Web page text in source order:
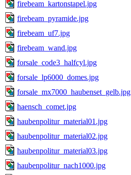
firebeam_kartonstapel.jpg
firebeam_pyramide.jpg
firebeam_uf7.jpg
firebeam_wand.jpg
forsale_code3_halfcyl.jpg
forsale_lp6000_domes.jpg
forsale_mx7000_haubenset_gelb.jpg
haensch_comet.jpg
haubenpolitur_material01.jpg
haubenpolitur_material02.jpg
haubenpolitur_material03.jpg
haubenpolitur_nach1000.jpg